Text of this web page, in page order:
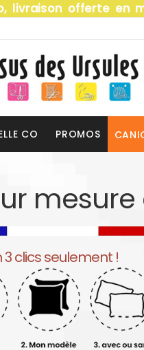
livraison offerte en
CO PROMOS
3 clics seulement !